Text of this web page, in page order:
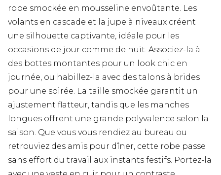
robe smockée en mousseline envoûtante. Les
volants en cascade et la jupe à niveaux créent
une silhouette captivante, idéale pour les
occasions de jour comme de nuit. Associez-la à
des bottes montantes pour un look chic en
journée, ou habillez-la avec des talons à brides
pour une soirée. La taille smockée garantit un
ajustement flatteur, tandis que les manches
longues offrent une grande polyvalence selon la
saison. Que vous vous rendiez au bureau ou
retrouviez des amis pour dîner, cette robe passe
sans effort du travail aux instants festifs. Portez-la